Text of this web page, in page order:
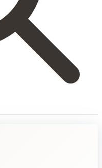
täs siul on sellane